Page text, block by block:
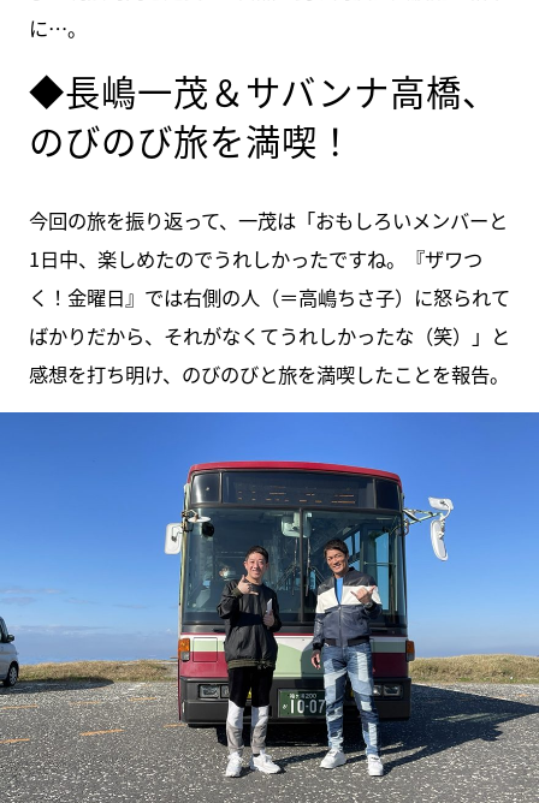
に…。
◆長嶋一茂＆サバンナ高橋、
のびのび旅を満喫！
今回の旅を振り返って、一茂は「おもしろいメンバーと
1日中、楽しめたのでうれしかったですね。『ザワつ
く！金曜日』では右側の人（＝高嶋ちさ子）に怒られて
ばかりだから、それがなくてうれしかったな（笑）」と
感想を打ち明け、のびのびと旅を満喫したことを報告。